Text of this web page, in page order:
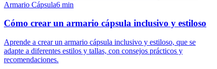
Armario Cápsula6 min
Cómo crear un armario cápsula inclusivo y estiloso
Aprende a crear un armario cápsula inclusivo y estiloso, que se
adapte a diferentes estilos y tallas, con consejos prácticos y
recomendaciones.